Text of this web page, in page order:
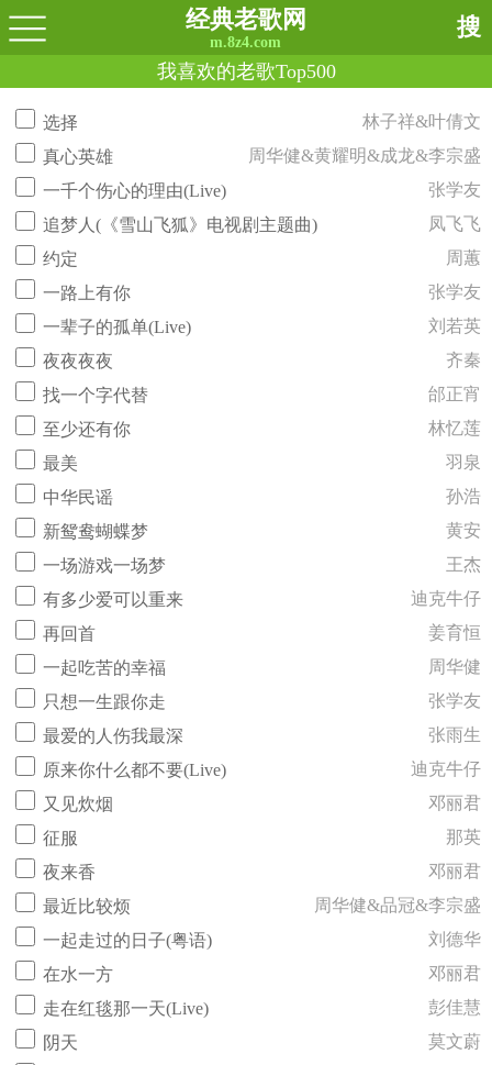
经典老歌网
m.8z4.com
搜
我喜欢的老歌Top500
选择
林子祥&叶倩文
真心英雄
周华健&黄耀明&成龙&李宗盛
一千个伤心的理由(Live)
张学友
追梦人(《雪山飞狐》电视剧主题曲)
凤飞飞
约定
周蕙
一路上有你
张学友
一辈子的孤单(Live)
刘若英
夜夜夜夜
齐秦
找一个字代替
邰正宵
至少还有你
林忆莲
最美
羽泉
中华民谣
孙浩
新鸳鸯蝴蝶梦
黄安
一场游戏一场梦
王杰
有多少爱可以重来
迪克牛仔
再回首
姜育恒
一起吃苦的幸福
周华健
只想一生跟你走
张学友
最爱的人伤我最深
张雨生
原来你什么都不要(Live)
迪克牛仔
又见炊烟
邓丽君
征服
那英
夜来香
邓丽君
最近比较烦
周华健&品冠&李宗盛
一起走过的日子(粤语)
刘德华
在水一方
邓丽君
走在红毯那一天(Live)
彭佳慧
阴天
莫文蔚